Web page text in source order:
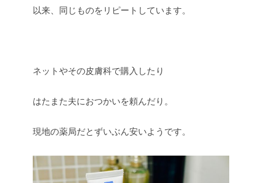
以来、同じものをリピートしています。
ネットやその皮膚科で購入したり
はたまた夫におつかいを頼んだり。
現地の薬局だとずいぶん安いようです。